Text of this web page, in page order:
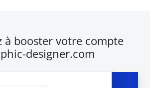
à booster votre compte
designer.com